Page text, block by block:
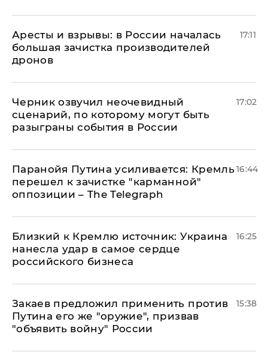
Аресты и взрывы: в России началась
большая зачистка производителей
дронов
17:11
Черник озвучил неочевидный
сценарий, по которому могут быть
разыграны события в России
17:02
Паранойя Путина усиливается: Кремль
перешел к зачистке "карманной"
оппозиции – The Telegraph
16:44
Близкий к Кремлю источник: Украина
нанесла удар в самое сердце
российского бизнеса
16:25
Закаев предложил применить против
Путина его же "оружие", призвав
"объявить войну" России
15:38